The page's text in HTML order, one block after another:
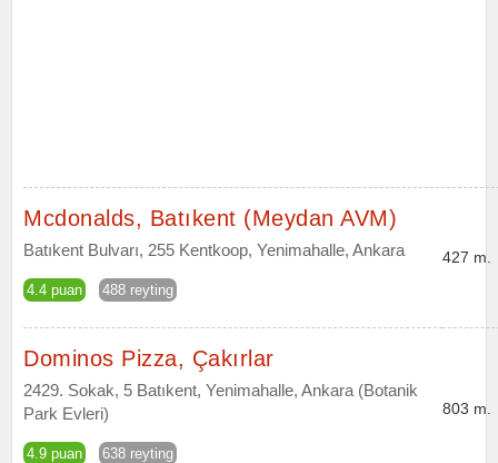
Mcdonalds, Batıkent (Meydan AVM)
Batıkent Bulvarı, 255 Kentkoop, Yenimahalle, Ankara
4.4 puan 488 reyting
427 m.
Dominos Pizza, Çakırlar
2429. Sokak, 5 Batıkent, Yenimahalle, Ankara (Botanik
Park Evleri)
4.9 puan 638 reyting
803 m.